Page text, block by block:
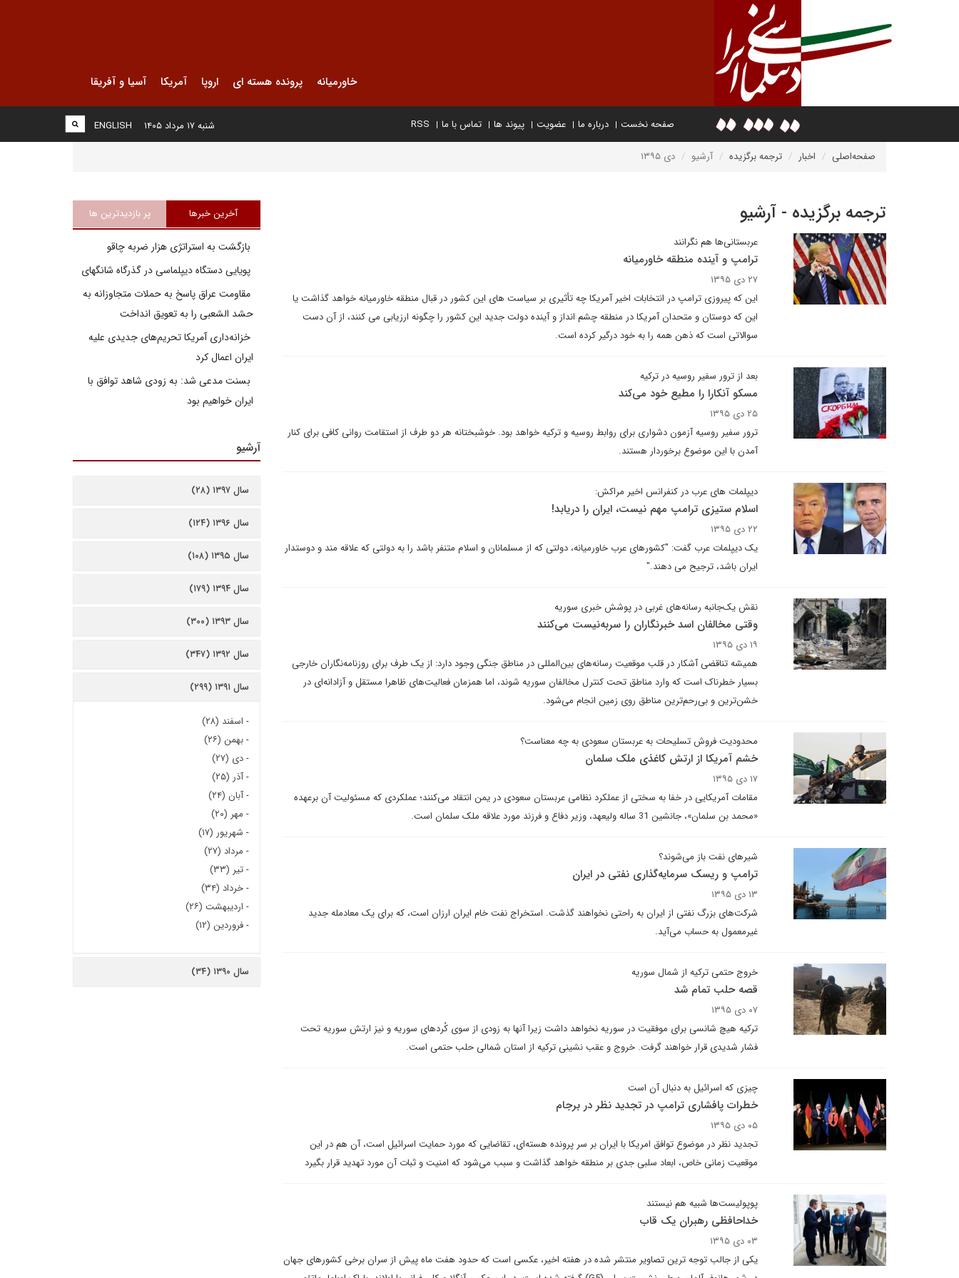
خاورمیانه پرونده هسته ای اروپا آمریکا آسیا و آفریقا
صفحه نخست درباره ما عضویت پیوند ها تماس با ما RSS
ENGLISH شنبه ۱۷ مرداد ۱۴۰۵
صفحه‌اصلی اخبار ترجمه برگزیده آرشیو دی ۱۳۹۵
ترجمه برگزیده - آرشیو
عربستانی‌ها هم نگرانند
ترامپ و آینده منطقه خاورمیانه
۲۷ دی ۱۳۹۵
این که پیروزی ترامپ در انتخابات اخیر آمریکا چه تأثیری بر سیاست های این کشور در قبال منطقه خاورمیانه خواهد گذاشت یا
این که دوستان و متحدان آمریکا در منطقه چشم انداز و آینده دولت جدید این کشور را چگونه ارزیابی می کنند، از آن دست
سوالاتی است که ذهن همه را به خود درگیر کرده است.
بعد از ترور سفیر روسیه در ترکیه
مسکو آنکارا را مطیع خود می‌کند
۲۵ دی ۱۳۹۵
ترور سفیر روسیه آزمون دشواری برای روابط روسیه و ترکیه خواهد بود. خوشبختانه هر دو طرف از استقامت روانی کافی برای کنار
آمدن با این موضوع برخوردار هستند.
دیپلمات های عرب در کنفرانس اخیر مراکش:
اسلام ستیزی ترامپ مهم نیست، ایران را دریابد!
۲۲ دی ۱۳۹۵
یک دیپلمات عرب گفت: "کشورهای عرب خاورمیانه، دولتی که از مسلمانان و اسلام متنفر باشد را به دولتی که علاقه مند و دوستدار
ایران باشد، ترجیح می دهند."
نقش‌ یک‌جانبه رسانه‌های غربی در پوشش خبری سوریه
وقتی مخالفان اسد خبرنگاران را سربه‌نیست می‌کنند
۱۹ دی ۱۳۹۵
همیشه تناقضی آشکار در قلب موقعیت رسانه‌های بین‌المللی در مناطق جنگی وجود دارد: از یک طرف برای روزنامه‌نگاران خارجی
بسیار خطرناک است که وارد مناطق تحت کنترل مخالفان سوریه شوند، اما همزمان فعالیت‌های ظاهرا مستقل و آزادانه‌ای در
خشن‌ترین و بی‌رحم‌ترین مناطق روی زمین انجام می‌شود.
محدودیت‌ فروش تسلیحات به عربستان سعودی به چه معناست؟
خشم آمریکا از ارتش کاغذی ملک سلمان
۱۷ دی ۱۳۹۵
مقامات آمریکایی در خفا به سختی از عملکرد نظامی عربستان سعودی در یمن انتقاد می‌کنند؛ عملکردی که مسئولیت آن برعهده
«محمد بن سلمان»، جانشین 31 ساله ولیعهد، وزیر دفاع و فرزند مورد علاقه ملک سلمان است.
شیرهای نفت باز می‌شوند؟
ترامپ و ریسک سرمایه‌گذاری نفتی در ایران
۱۳ دی ۱۳۹۵
شرکت‌های بزرگ نفتی از ایران به راحتی نخواهند گذشت. استخراج نفت خام ایران ارزان است، که برای یک معادمله جدید
غیرمعمول به حساب می‌آید.
خروج حتمی ترکیه از شمال سوریه
قصه حلب تمام شد
۰۷ دی ۱۳۹۵
ترکیه هیچ شانسی برای موفقیت در سوریه نخواهد داشت زیرا آنها به زودی از سوی کُردهای سوریه و نیز ارتش سوریه تحت
فشار شدیدی قرار خواهند گرفت. خروج و عقب نشینی ترکیه از استان شمالی حلب حتمی است.
چیزی که اسرائیل به دنبال آن است
خطرات پافشاری ترامپ در تجدید نظر در برجام
۰۵ دی ۱۳۹۵
تجدید نظر در موضوع توافق امریکا با ایران بر سر پرونده هسته‌ای، تقاضایی که مورد حمایت اسرائیل است، آن هم در این
موقعیت زمانی خاص، ابعاد سلبی جدی بر منطقه خواهد گذاشت و سبب می‌شود که امنیت و ثبات آن مورد تهدید قرار بگیرد
پوپولیست‌ها شبیه هم نیستند
خداحافظی رهبران یک قاب
۰۳ دی ۱۳۹۵
یکی از جالب توجه ترین تصاویر منتشر شده در هفته اخیر، عکسی است که حدود هفت ماه پیش از سران برخی کشورهای جهان
آخرین خبرها پر بازدیدترین ها
بازگشت به استراتژی هزار ضربه چاقو
پویایی دستگاه دیپلماسی در گذرگاه شانگهای
مقاومت عراق پاسخ به حملات متجاوزانه به
حشد الشعبی را به تعویق انداخت
خزانه‌داری آمریکا تحریم‌های جدیدی علیه
ایران اعمال کرد
بسنت مدعی شد: به زودی شاهد توافق با
ایران خواهیم بود
آرشیو
سال ۱۳۹۷ (۲۸)
سال ۱۳۹۶ (۱۲۴)
سال ۱۳۹۵ (۱۰۸)
سال ۱۳۹۴ (۱۷۹)
سال ۱۳۹۳ (۳۰۰)
سال ۱۳۹۲ (۳۴۷)
سال ۱۳۹۱ (۲۹۹)
- اسفند (۲۸)
-بهمن (۲۶)
-دی (۲۷)
-آذر (۲۵)
-آبان (۲۴)
- مهر (۲۰)
- شهریور (۱۷)
- مرداد (۲۷)
-تیر (۳۳)
-خرداد (۳۴)
- اردیبهشت (۲۶)
-فروردین (۱۲)
سال ۱۳۹۰ (۳۴)